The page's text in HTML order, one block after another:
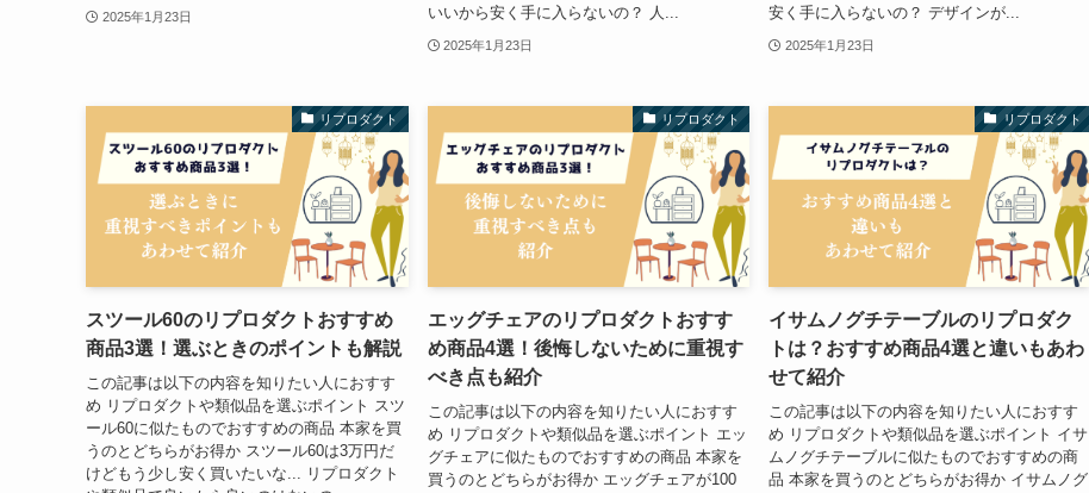
2025年1月23日
いいから安く手に入らないの？ 人...
2025年1月23日
安く手に入らないの？ デザインが...
2025年1月23日
リプロダクト
スツール60のリプロダクトおすすめ
商品3選！選ぶときのポイントも解説
この記事は以下の内容を知りたい人におすす
め リプロダクトや類似品を選ぶポイント スツ
ール60に似たものでおすすめの商品 本家を買
うのとどちらがお得か スツール60は3万円だ
けどもう少し安く買いたいな... リプロダクト
リプロダクト
エッグチェアのリプロダクトおすす
め商品4選！後悔しないために重視す
べき点も紹介
この記事は以下の内容を知りたい人におすす
め リプロダクトや類似品を選ぶポイント エッ
グチェアに似たものでおすすめの商品 本家を
買うのとどちらがお得か エッグチェアが100
リプロダクト
イサムノグチテーブルのリプロダク
トは？おすすめ商品4選と違いもあわ
せて紹介
この記事は以下の内容を知りたい人におすす
め リプロダクトや類似品を選ぶポイント イサ
ムノグチテーブルに似たものでおすすめの商
品 本家を買うのとどちらがお得か イサムノグ